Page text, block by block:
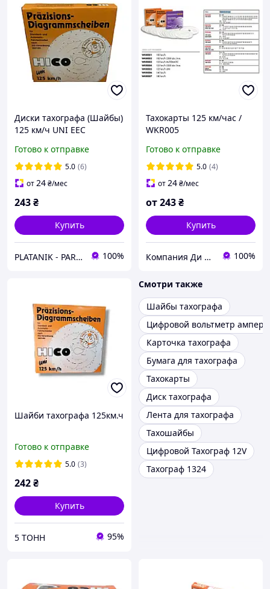
Диски тахографа (Шайбы)
125 км/ч UNI EEC
Готово к отправке
5.0 (6)
от24₴/мес
243₴
Купить
PLATANIK - PARTS & ACCESSORIES 100%
Тахокарты 125 км/час /
WKR005
Готово к отправке
5.0 (4)
от24₴/мес
от243₴
Купить
Компания Ди Энд Джи 100%
Шайби тахографа 125км.ч
Готово к отправке
5.0 (3)
242₴
Купить
5 ТОНН 95%
Смотри также
Шайбы тахографа
Цифровой вольтметр
Карточка тахографа
Бумага для тахографа
Тахокарты
Диск тахографа
Лента для тахографа
Тахошайбы
Цифровой Тахограф 12V
Тахограф 1324